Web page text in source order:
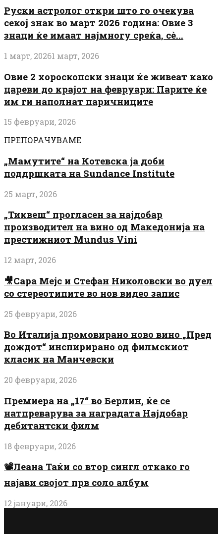
Руски астролог откри што го очекува
секој знак во март 2026 година: Овие 3
знаци ќе имаат најмногу среќа, сè...
1 март, 20261 март, 2026
Овие 2 хороскопски знаци ќе живеат како
цареви до крајот на февруари: Парите ќе
им ги наполнат паричниците
15 февруари, 2026
ПРЕПОРАЧУВАМЕ
„Мамутите“ на Котевска ја доби
поддршката на Sundance Institute
25 март, 2026
„Тиквеш“ прогласен за најдобар
производител на вино од Македонија на
престижниот Mundus Vini
12 март, 2026
🎥Сара Мејс и Стефан Николовски во дуел
со стереотипите во нов видео запис
25 февруари, 2026
Во Италија промовирано ново вино „Пред
дождот“ инспирирано од филмскиот
класик на Манчевски
20 февруари, 2026
Премиера на „17“ во Берлин, ќе се
натпреварува за наградата Најдобар
дебитантски филм
18 февруари, 2026
📽️Леана Таќи со втор сингл откако го
најави својот прв соло албум
12 јануари, 2026